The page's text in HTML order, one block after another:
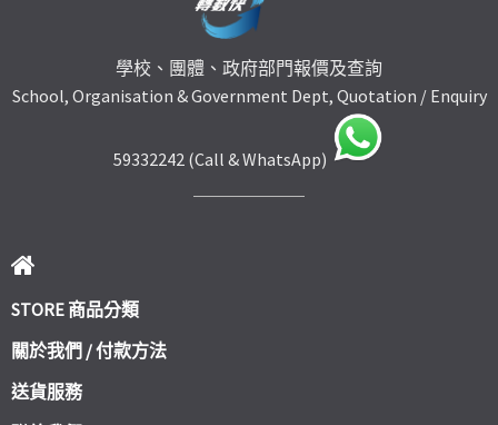
學校、團體、政府部門報價及查詢
School, Organisation & Government Dept, Quotation / Enquiry
59332242 (Call & WhatsApp)
STORE 商品分類
關於我們 / 付款方法
送貨服務